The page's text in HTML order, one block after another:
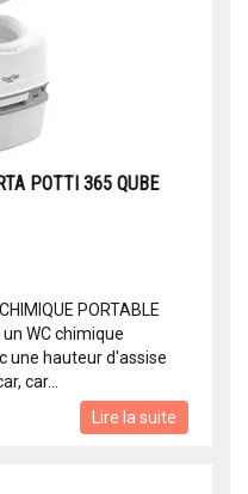
POTTI 365 QUBE
PORTABLE
WC chimique
une hauteur d'assise
car...
Lire la suite